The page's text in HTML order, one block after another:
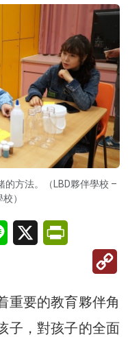
方法。（LBD夥伴學校 –
）
Line X
重要的教育夥伴角
子，對孩子的全面